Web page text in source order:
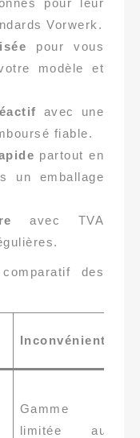
Vorwerk.
pour vous
modèle et
avec une
fiable.
partout en
un emballage
avec TVA
des
Inconvénients
Gamme
limitée aux